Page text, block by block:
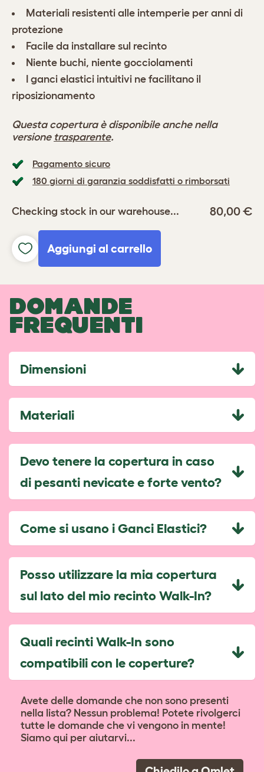
Pagamento sicuro
180 giorni di garanzia soddisfatti o rimborsati
Checking stock in our warehouse... 80,00 €
Aggiungi al carrello
Materiali resistenti alle intemperie per anni di
protezione
Facile da installare sul recinto
Niente buchi, niente gocciolamenti
I ganci elastici intuitivi ne facilitano il
riposizionamento
Questa copertura è disponibile anche nella
versione trasparente.
DOMANDE
FREQUENTI
Dimensioni
Materiali
Devo tenere la copertura in caso
di pesanti nevicate e forte vento?
Come si usano i Ganci Elastici?
Posso utilizzare la mia copertura
sul lato del mio recinto Walk-In?
Quali recinti Walk-In sono
compatibili con le coperture?
Avete delle domande che non sono presenti
nella lista? Nessun problema! Potete rivolgerci
tutte le domande che vi vengono in mente!
Siamo qui per aiutarvi...